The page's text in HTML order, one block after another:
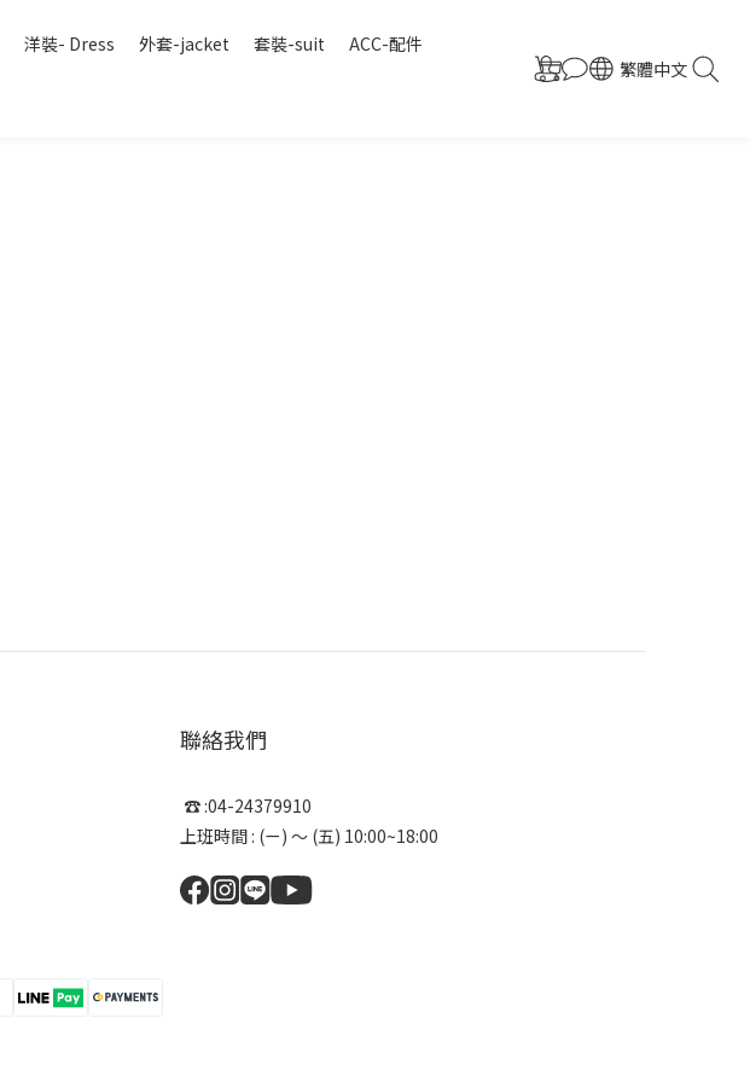
洋裝- Dress 外套-jacket 套裝-suit ACC-配件
繁體中文
聯絡我們
☎ :04-24379910
上班時間 : (ㄧ) ～ (五) 10:00~18:00